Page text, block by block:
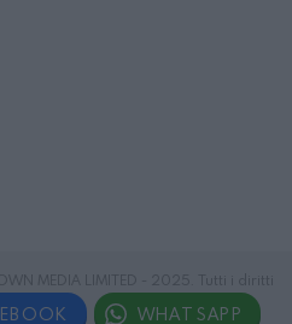
WHATSAPP